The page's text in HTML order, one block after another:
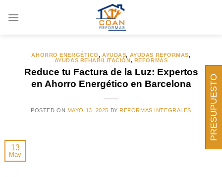
ARCHIVOS DE CATEGORÍA:
ENERGÉTICO
AHORRO ENERGÉTICO,AYUDAS, AYUDAS REFORMAS,
AYUDAS REHABILITACIÓN, REFORMAS
Reduce tu Factura de la Luz: Expertos
en Ahorro Energético en Barcelona
POSTED ON MAYO 13, 2025 BY REFORMAS INTEGRALES
13
May
PRESUPUESTO